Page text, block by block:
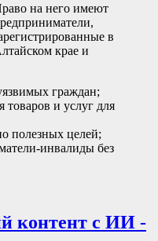
на него имеют
в
крае и
граждан;
товаров и услуг для
полезных целей;
инвалиды без
контент с ИИ -